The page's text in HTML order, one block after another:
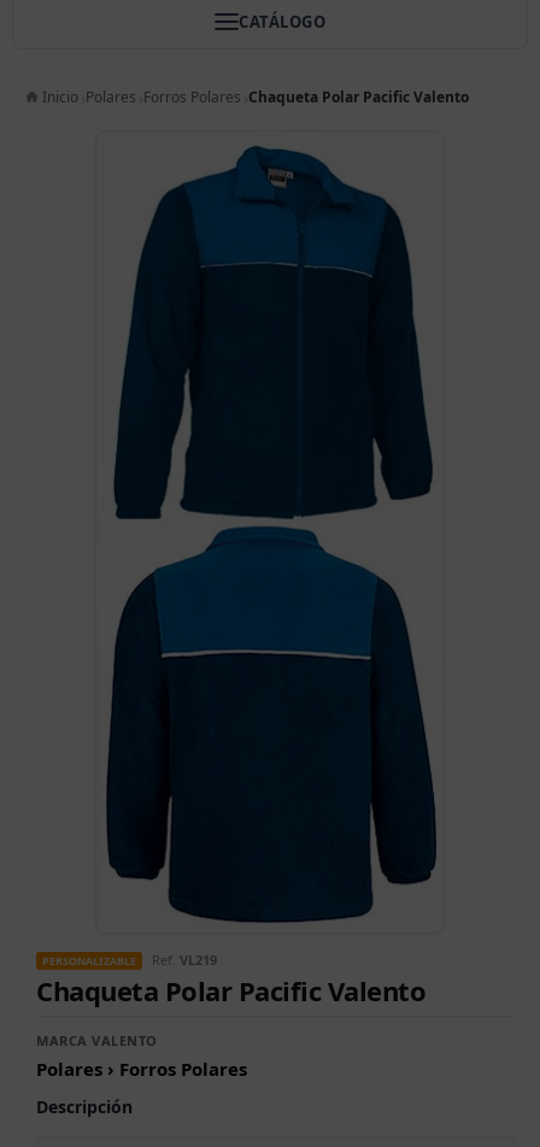
CATÁLOGO
Inicio Polares Forros Polares Chaqueta Polar Pacific Valento
PERSONALIZABLE Ref. VL219
Chaqueta Polar Pacific Valento
MARCA VALENTO
Polares › Forros Polares
Descripción